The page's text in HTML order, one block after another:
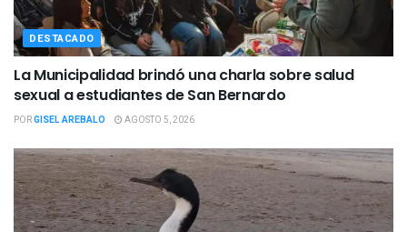
DESTACADO
La Municipalidad brindó una charla sobre salud
sexual a estudiantes de San Bernardo
PORGISEL AREBALO AGOSTO 5, 2026